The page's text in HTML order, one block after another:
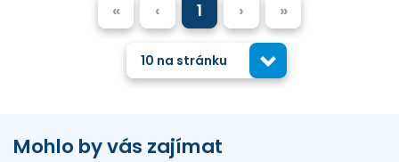
« ‹ 1 › »
10 na stránku
Mohlo by vás zajímat